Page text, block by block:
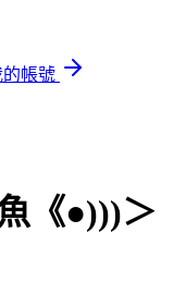
的帳號
《●)))＞